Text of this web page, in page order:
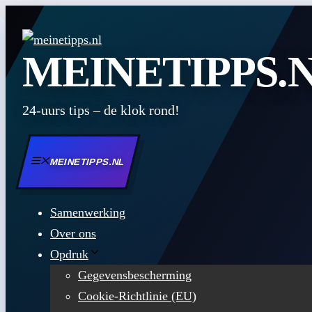
Inhalt
springen
24-uurs tips – de klok rond!
MEINETIPPS.NL
Samenwerking
Over ons
Opdruk
Gegevensbescherming
Cookie-Richtlinie (EU)